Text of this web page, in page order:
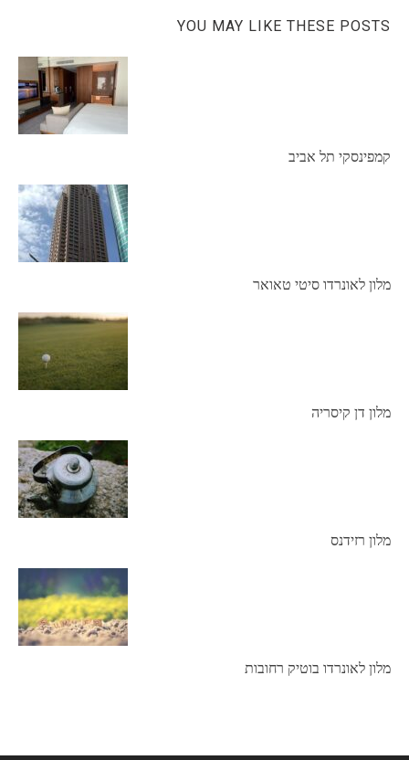
YOU MAY LIKE THESE POSTS
קמפינסקי תל אביב
מלון לאונרדו סיטי טאואר
מלון דן קיסריה
מלון רזידנס
מלון לאונרדו בוטיק רחובות